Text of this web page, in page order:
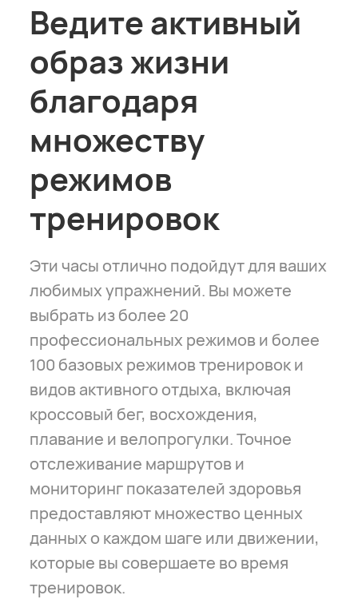
Ведите активный
образ жизни
благодаря
множеству
режимов
тренировок
Эти часы отлично подойдут для ваших
любимых упражнений. Вы можете
выбрать из более 20
профессиональных режимов и более
100 базовых режимов тренировок и
видов активного отдыха, включая
кроссовый бег, восхождения,
плавание и велопрогулки. Точное
отслеживание маршрутов и
мониторинг показателей здоровья
предоставляют множество ценных
данных о каждом шаге или движении,
которые вы совершаете во время
тренировок.